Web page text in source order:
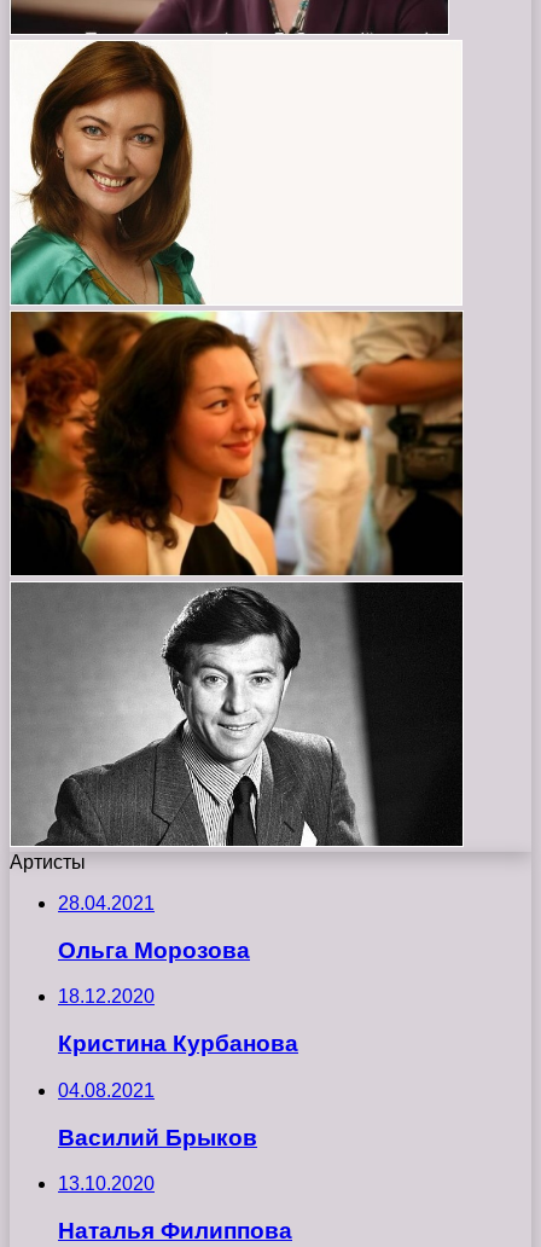
Артисты
28.04.2021
Ольга Морозова
18.12.2020
Кристина Курбанова
04.08.2021
Василий Брыков
13.10.2020
Наталья Филиппова